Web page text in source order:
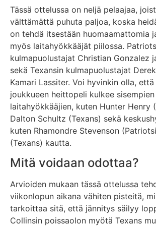
Tässä ottelussa on neljä pelaajaa,
välttämättä puhuta paljoa, koska
on tehdä itsestään huomaamattomia
myös laitahyökkääjät piilossa.
kulmapuolustajat Christian Gonzalez
sekä Texansin kulmapuolustajat
Kamari Lassiter. Voi hyvinkin olla,
joukkueen heittopeli kulkee sisempien
laitahyökkääjien, kuten Hunter Henry
Dalton Schultz (Texans) sekä
kuten Rhamondre Stevenson
(Texans) kautta.
Mitä voidaan odottaa?
Arvioiden mukaan tässä ottelussa
viikonlopun aikana vähiten pisteitä,
tarkoittaa sitä, että jännitys säilyy
Collinsin poissaolon myötä Texans